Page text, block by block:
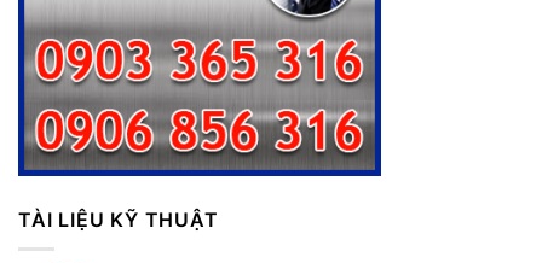
TÀI LIỆU KỸ THUẬT